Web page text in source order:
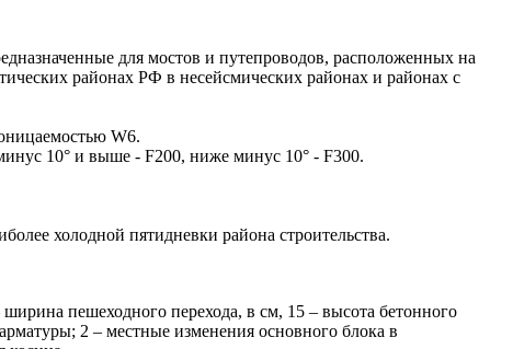
для мостов и путепроводов, расположенных на
районах РФ в несейсмических районах и районах с
W6.
10° и выше - F200, ниже минус 10° - F300.
холодной пятидневки района строительства.
пешеходного перехода, в см, 15 – высота бетонного
2 – местные изменения основного блока в